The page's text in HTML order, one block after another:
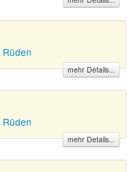
Rüden
mehr Details...
Rüden
mehr Details...